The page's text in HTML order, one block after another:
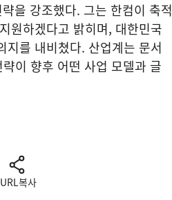
을 강조했다. 그는 한컴이 축적
원하겠다고 밝히며, 대한민국
를 내비쳤다. 산업계는 문서
이 향후 어떤 사업 모델과 글
URL복사